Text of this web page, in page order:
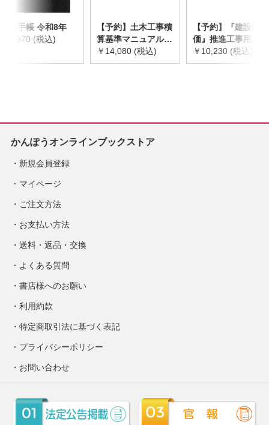
災害手帳 令和8年
￥2,970 (税込)
【予約】土木工事積
算基準マニュアル
令和8年度版
※2026年8月下旬発
￥14,080 (税込)
【予約】『建設物
価』推進工事用機械
器具等基礎価格表
2026年度版
￥10,230 (税込)
かんぽうオンラインブックストア
新規会員登録
マイページ
ご注文方法
お支払い方法
送料・返品・交換
よくある質問
書店様へのお願い
利用約款
特定商取引法に基づく表記
プライバシーポリシー
お問い合わせ